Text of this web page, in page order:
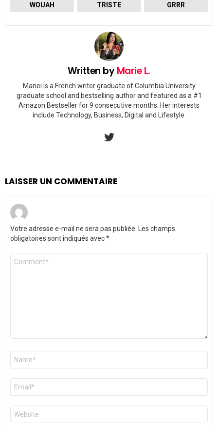
WOUAH TRISTE GRRR
Written byMarie L.
Mariei is a French writer graduate of Columbia University
graduate school and bestselling author and featured as a #1
Amazon Bestseller for 9 consecutive months. Her interests
include Technology, Business, Digital and Lifestyle.
LAISSER UN COMMENTAIRE
Votre adresse e-mail ne sera pas publiée.
Les champs
obligatoires sont indiqués avec*
Commentaire
Nom
E-
mail
*
Site
web